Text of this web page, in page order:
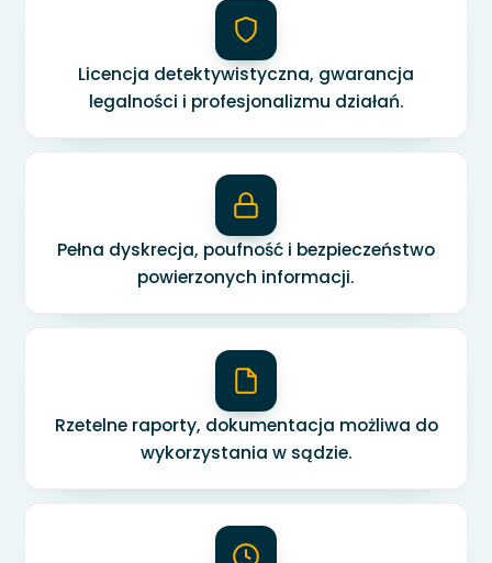
Licencja detektywistyczna, gwarancja
legalności i profesjonalizmu działań.
Pełna dyskrecja, poufność i bezpieczeństwo
powierzonych informacji.
Rzetelne raporty, dokumentacja możliwa do
wykorzystania w sądzie.